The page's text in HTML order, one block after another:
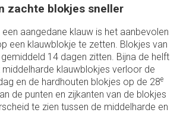
zachte blokjes sneller
aangedane klauw is het aanbevolen
een klauwblokje te zetten. Blokjes van
14 dagen zitten. Bijna de helft
klauwblokjes verloor de
en de hardhouten blokjes op de 28e
de punten en zijkanten van de blokjes
te zien tussen de middelharde en